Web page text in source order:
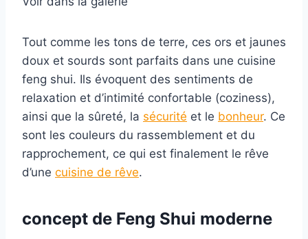
Tout comme les tons de terre, ces ors et jaunes
doux et sourds sont parfaits dans une cuisine
feng shui. Ils évoquent des sentiments de
relaxation et d’intimité confortable (coziness),
ainsi que la sûreté, la sécurité et le bonheur. Ce
sont les couleurs du rassemblement et du
rapprochement, ce qui est finalement le rêve
d’une cuisine de rêve.
concept de Feng Shui moderne